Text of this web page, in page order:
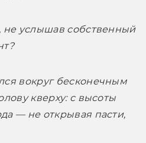
услышав собственный
вокруг бесконечным
кверху: с высоты
— не открывая пасти,